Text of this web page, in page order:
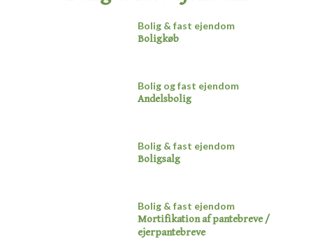
Bolig & fast ejendom
Boligkøb​
Bolig og fast ejendom
Andelsbolig​
Bolig & fast ejendom
Boligsalg​
Bolig & fast ejendom​
Mortifikation af pantebreve /
ejerpantebreve